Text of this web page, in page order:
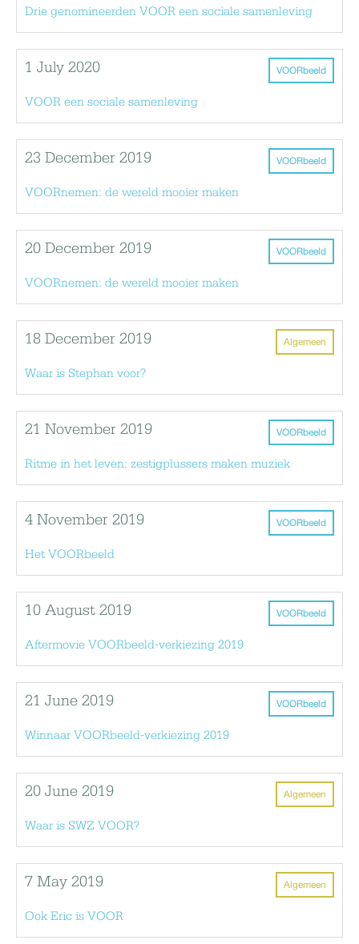
Drie genomineerden VOOR een sociale samenleving
VOORbeeld
1 July 2020
VOOR een sociale samenleving
VOORbeeld
23 December 2019
VOORnemen: de wereld mooier maken
VOORbeeld
20 December 2019
VOORnemen: de wereld mooier maken
Algemeen
18 December 2019
Waar is Stephan voor?
VOORbeeld
21 November 2019
Ritme in het leven: zestigplussers maken muziek
VOORbeeld
4 November 2019
Het VOORbeeld
VOORbeeld
10 August 2019
Aftermovie VOORbeeld-verkiezing 2019
VOORbeeld
21 June 2019
Winnaar VOORbeeld-verkiezing 2019
Algemeen
20 June 2019
Waar is SWZ VOOR?
Algemeen
7 May 2019
Ook Eric is VOOR